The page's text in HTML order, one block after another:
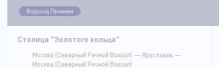
Водоход.Премиум
Столица "Золотого кольца"
Москва (Северный Речной Вокзал)
Ярославль
Москва (Северный Речной Вокзал)